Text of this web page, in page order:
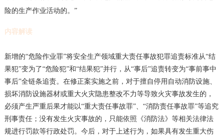
险的生产作业活动的。”
内容解读
新增的“危险作业罪”将安全生产领域重大责任事故犯罪追责标准从“结
果犯”变为了“危险犯”和“结果犯”并行，从“事后”追责转变为“事前事中
事后”全链条追责。在修正案实施之前，对于擅自停用自动消防设施、
损坏消防设施器材或重大火灾隐患整改不力等导致火灾事故发生的，
必须产生严重后果才能以“重大责任事故罪”、“消防责任事故罪”等追究
刑事责任；没有发生火灾事故的，只能依照《消防法》等相关法律法
规进行罚款等行政处罚。今后，对于上述行为，如果具有发生重大伤